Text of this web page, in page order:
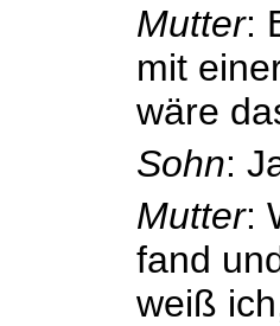
Mutter:
mit
wäre
Sohn:
Mutter:
fand
weiß